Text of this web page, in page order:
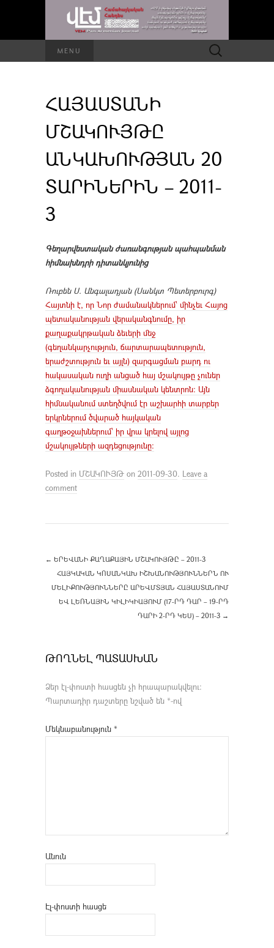
MENU Որոնել՝
ՀԱՅԱՍՏԱՆԻ
ՄՇԱԿՈՒՅԹԸ
ԱՆԿԱԽՈՒԹՅԱՆ 20
ՏԱՐԻՆԵՐԻՆ – 2011-
3
Գեղարվեստական ժառանգության պահպանման
հիմնախնդրի դիտանկյունից
Ռուբեն Ս. Անգալադյան (Սանկտ Պետերբուրգ)
Հայտնի է, որ Նոր ժամանակներում՝ մինչեւ Հայոց
պետականության վերականգնումը, իր
քաղաքակրթական ձեւերի մեջ
(գեղանկարչություն, ճարտարապետություն,
երաժշտություն եւ այլն) զարգացման բարդ ու
հակասական ուղի անցած հայ մշակույթը չուներ
ձգողականության միասնական կենտրոն: Այն
հիմնականում ստեղծվում էր աշխարհի տարբեր
երկրներում ծվարած հայկական
գաղթօջախներում՝ իր վրա կրելով այլոց
մշակույթների ազդեցությունը:
Posted in ՄՇԱԿՈՒՅԹ on 2011-09-30. Leave a
comment
← ԵՐԵՎԱՆԻ ՔԱՂԱՔԱՅԻՆ ՄՇԱԿՈՒՅԹԸ – 2011-3
ՀԱՅԿԱԿԱՆ ԿՈՍԱՆԿԱԽ ԻՇԽԱՆՈՒԹՅՈՒՆՆԵՐՆ ՈՒ
ՄԵԼԻՔՈՒԹՅՈՒՆՆԵՐԸ ԱՐԵՎՄՏՅԱՆ ՀԱՅԱՍՏԱՆՈՒՄ
ԵՎ ԼԵՌՆԱՅԻՆ ԿԻԼԻԿԻԱՅՈՒՄ (17-ՐԴ ԴԱՐ – 19-ՐԴ
ԴԱՐԻ 2-ՐԴ ԿԵՍ) – 2011-3 →
ԹՈՂՆԵԼ ՊԱՏԱՍԽԱՆ
Ձեր էլ-փոստի հասցեն չի հրապարակվելու։
Պարտադիր դաշտերը նշված են *-ով
Մեկնաբանություն *
Անուն
Էլ-փոստի հասցե